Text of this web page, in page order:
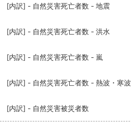
[内訳] - 自然災害死亡者数 - 地震
[内訳] - 自然災害死亡者数 - 洪水
[内訳] - 自然災害死亡者数 - 嵐
[内訳] - 自然災害死亡者数 - 熱波・寒波
[内訳] - 自然災害被災者数